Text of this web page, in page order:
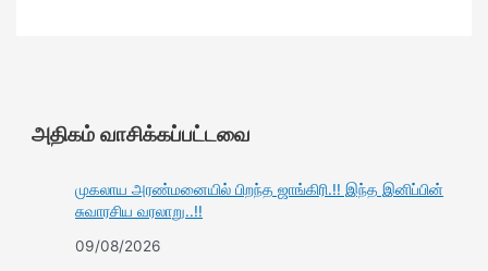
அதிகம் வாசிக்கப்பட்டவை
முகலாய அரண்மனையில் பிறந்த ஜாங்கிரி.!! இந்த இனிப்பின்
சுவாரசிய வரலாறு..!!
09/08/2026